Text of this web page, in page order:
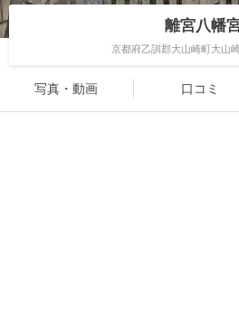
離宮八幡
京都府乙訓郡大山崎町大山
写真・動画 口コミ